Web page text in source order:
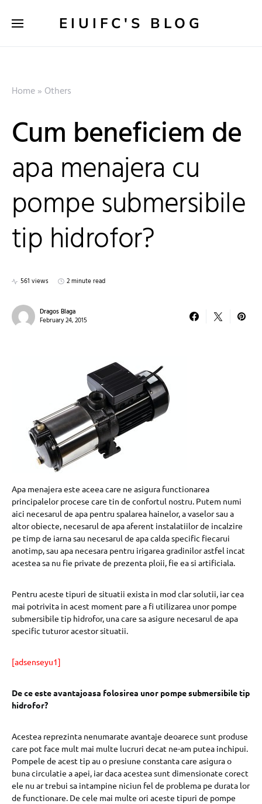
EIUIFC'S BLOG
Home» Others
Cum beneficiem de
apa menajera cu
pompe submersibile
tip hidrofor?
561 views 2 minute read
Dragos Blaga
February 24, 2015
Apa menajera este aceea care ne asigura functionarea
principalelor procese care tin de confortul nostru. Putem numi
aici necesarul de apa pentru spalarea hainelor, a vaselor sau a
altor obiecte, necesarul de apa aferent instalatiilor de incalzire
pe timp de iarna sau necesarul de apa calda specific fiecarui
anotimp, sau apa necesara pentru irigarea gradinilor astfel incat
acestea sa nu fie private de prezenta ploii, fie ea si artificiala.
Pentru aceste tipuri de situatii exista in mod clar solutii, iar cea
mai potrivita in acest moment pare a fi utilizarea unor pompe
submersibile tip hidrofor, una care sa asigure necesarul de apa
specific tuturor acestor situatii.
[adsenseyu1]
De ce este avantajoasa folosirea unor pompe submersibile tip
hidrofor?
Acestea reprezinta nenumarate avantaje deoarece sunt produse
care pot face mult mai multe lucruri decat ne-am putea inchipui.
Pompele de acest tip au o presiune constanta care asigura o
buna circulatie a apei, iar daca acestea sunt dimensionate corect
ele nu ar trebui sa intampine niciun fel de problema pe durata lor
de functionare. De cele mai multe ori aceste tipuri de pompe